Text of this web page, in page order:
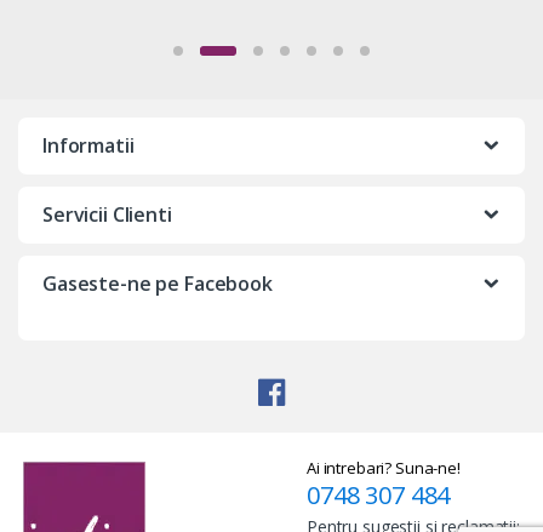
Informatii
Servicii Clienti
Gaseste-ne pe Facebook
Ai intrebari? Suna-ne!
0748 307 484
Pentru sugestii si reclamatii: